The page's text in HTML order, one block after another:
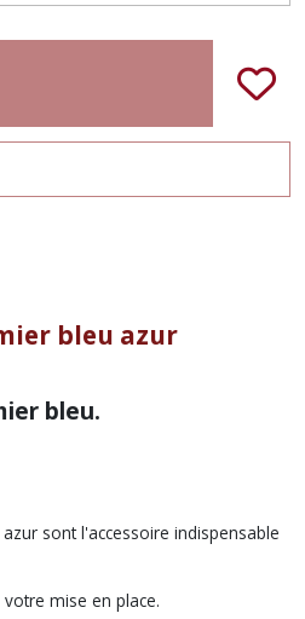
bleu azur
bleu.
sont l'accessoire indispensable
mise en place.